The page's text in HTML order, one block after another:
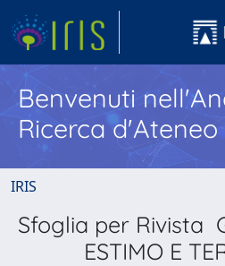
Benvenuti
Ricerca d'Ateneo
IRIS
Sfoglia per Rivista
ESTIMO E